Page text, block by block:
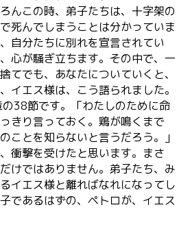
んこの時、弟子たちは、十字架の
死んでしまうことは分かっていま
自分たちに別れを宣言されてい
心が騒ぎ立ちます。その中で、一
てでも、あなたについていくと、
イエス様は、こう語られました。
38節です。「わたしのために命
きり言っておく。鶏が鳴くまで
ことを知らないと言うだろう。」
衝撃を受けたと思います。まさ
けではありません。弟子たち、み
イエス様と離ればなれになってし
であるはずの、ペトロが、イエス